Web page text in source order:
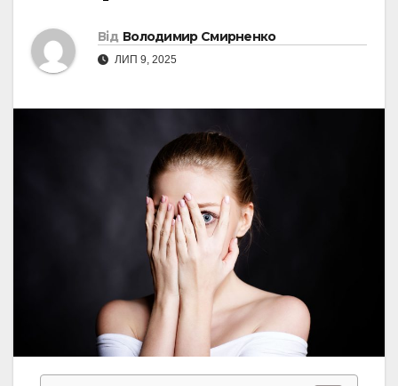
Від Володимир Смирненко
ЛИП 9, 2025